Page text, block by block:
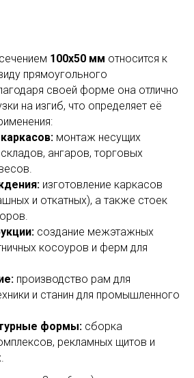
100х50 мм относится к
прямоугольного
своей форме она отлично
на изгиб, что определяет её
монтаж несущих
ангаров, торговых
изготовление каркасов
и откатных), а также стоек
создание межэтажных
косоуров и ферм для
производство рам для
и станин для промышленного
формы: сборка
рекламных щитов и